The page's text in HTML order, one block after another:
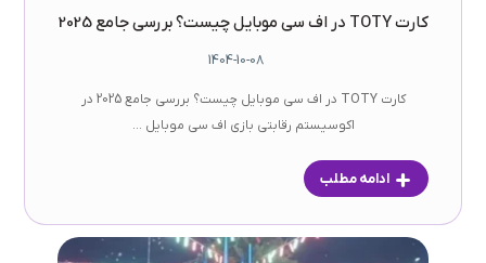
کارت TOTY در اف سی موبایل چیست؟ بررسی جامع 2025
1404-10-08
کارت TOTY در اف سی موبایل چیست؟ بررسی جامع 2025 در
اکوسیستم رقابتی بازی اف سی موبایل ...
ادامه مطلب